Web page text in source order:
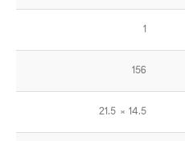
1
156
14.5 × 21.5